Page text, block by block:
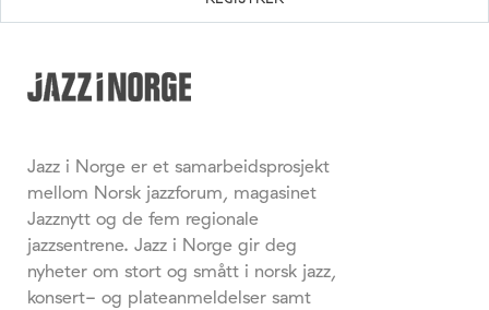
Jazz i Norge er et samarbeidsprosjekt
mellom Norsk jazzforum, magasinet
Jazznytt og de fem regionale
jazzsentrene. Jazz i Norge gir deg
nyheter om stort og smått i norsk jazz,
konsert- og plateanmeldelser samt